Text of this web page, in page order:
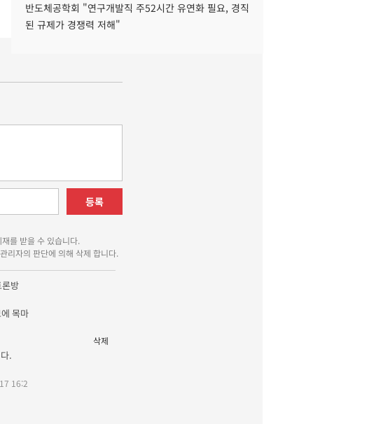
반도체공학회 "연구개발직 주52시간 유연화 필요, 경직
된 규제가 경쟁력 저해"
등록
를 받을 수 있습니다.
리자의 판단에 의해 삭제 합니다.
방
목마
.
16:2
삭제